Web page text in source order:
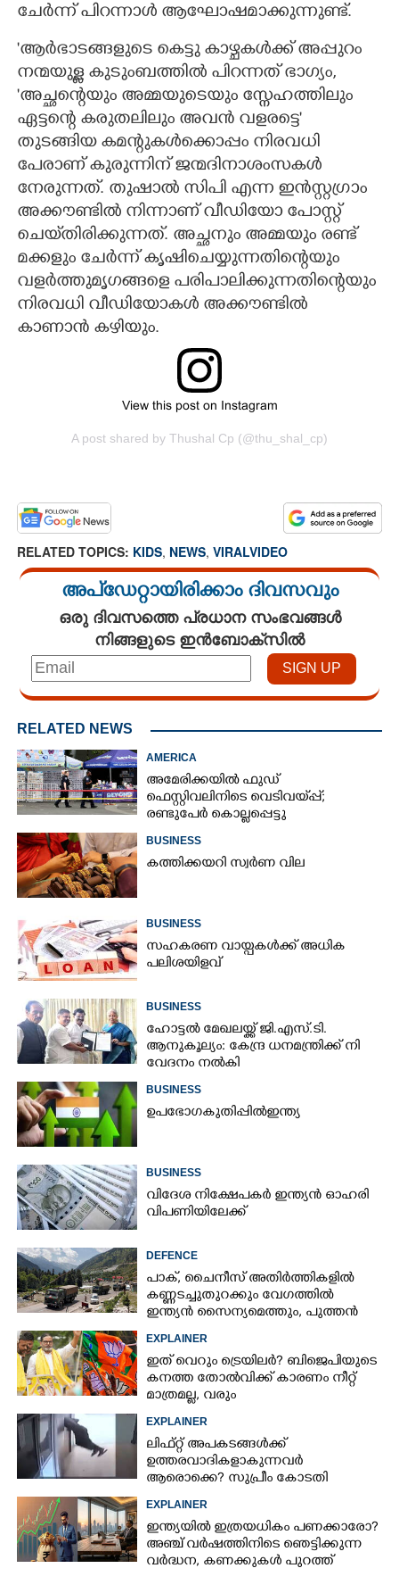
ചേർന്ന് പിറന്നാൾ ആഘോഷമാക്കുന്നുണ്ട്.
'ആർഭാടങ്ങളുടെ കെട്ടു കാഴ്ചകൾക്ക് അപ്പുറം
നന്മയുള്ള കുടുംബത്തിൽ പിറന്നത് ഭാഗ്യം,
'അച്ഛന്റെയും അമ്മയുടെയും സ്നേഹത്തിലും
ഏട്ടന്റെ കരുതലിലും അവൻ വളരട്ടെ'
തുടങ്ങിയ കമന്റുകൾക്കൊപ്പം നിരവധി
പേരാണ് കുരുന്നിന് ജന്മദിനാശംസകൾ
നേരുന്നത്. തുഷാൽ സിപി എന്ന ഇൻസ്റ്റഗ്രാം
അക്കൗണ്ടിൽ നിന്നാണ് വീഡിയോ പോസ്റ്റ്
ചെയ്‌തിരിക്കുന്നത്. അച്ഛനും അമ്മയും രണ്ട്
മക്കളും ചേർന്ന് കൃഷിചെയ്യുന്നതിന്റെയും
വളർത്തുമൃഗങ്ങളെ പരിപാലിക്കുന്നതിന്റെയും
നിരവധി വീഡിയോകൾ അക്കൗണ്ടിൽ
കാണാൻ കഴിയും.
View this post on Instagram
A post shared by Thushal Cp (@thu_shal_cp)
RELATED TOPICS: KIDS, NEWS, VIRALVIDEO
അപ്ഡേറ്റായിരിക്കാം ദിവസവും
ഒരു ദിവസത്തെ പ്രധാന സംഭവങ്ങൾ
നിങ്ങളുടെ ഇൻബോക്സിൽ
RELATED NEWS
AMERICA
അമേരിക്കയിൽ ഫുഡ്
ഫെസ്റ്റിവലിനിടെ വെടിവയ്‌പ്പ്;
രണ്ടുപേർ കൊല്ലപ്പെട്ടു
BUSINESS
കത്തിക്കയറി സ്വർണ വില
BUSINESS
സഹകരണ വായ്പകൾക്ക് അധിക
പലിശയിളവ്
BUSINESS
ഹോട്ടൽ മേഖലയ്ക്ക് ജി​.എസ്.ടി​.
ആനുകൂല്യം: കേന്ദ്ര ധനമന്ത്രി​ക്ക് നി​
വേദനം നൽകി​
BUSINESS
ഉ​പ​ഭോ​ഗ​ ​കു​തി​പ്പി​ൽ​ ​ഇ​ന്ത്യ​
BUSINESS
വിദേശ നിക്ഷേപകർ ഇന്ത്യൻ ഓഹരി
വിപണിയിലേക്ക്
DEFENCE
പാക്, ചൈനീസ് അതിർത്തികളിൽ
കണ്ണടച്ചുതുറക്കും വേഗത്തിൽ
ഇന്ത്യൻ സൈന്യമെത്തും, പുത്തൻ
EXPLAINER
ഇത് വെറും ട്രെയിലർ? ബിജെപിയുടെ
കനത്ത തോൽവിക്ക് കാരണം നീറ്റ്
മാത്രമല്ല, വരും
ബാധിച്ചേക്കാം
EXPLAINER
ലിഫ്റ്റ് അപകടങ്ങൾക്ക്
ഉത്തരവാദികളാകുന്നവർ
ആരൊക്കെ?​ സുപ്രീം കോടതി
EXPLAINER
ഇന്ത്യയിൽ ഇത്രയധികം പണക്കാരോ?​
അഞ്ച് വർഷത്തിനിടെ ഞെട്ടിക്കുന്ന
വർദ്ധന,​ കണക്കുകൾ പുറത്ത്